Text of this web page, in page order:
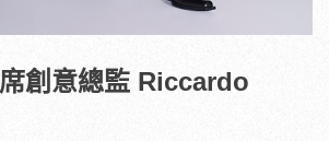
創意總監 Riccardo